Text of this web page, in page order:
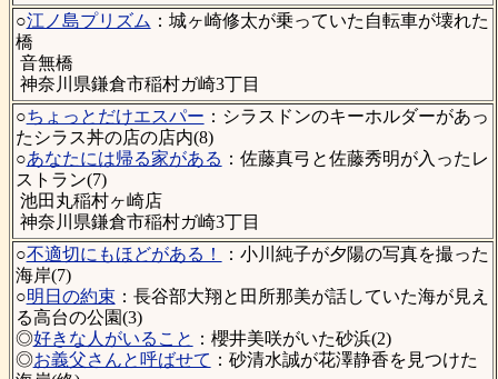
○江ノ島プリズム ：城ヶ崎修太が乗っていた自転車が壊れた
橋
音無橋
神奈川県鎌倉市稲村ガ崎3丁目
○ちょっとだけエスパー ：シラスドンのキーホルダーがあっ
たシラス丼の店の店内(8)
○あなたには帰る家がある ：佐藤真弓と佐藤秀明が入ったレ
ストラン(7)
池田丸稲村ヶ崎店
神奈川県鎌倉市稲村ガ崎3丁目
○不適切にもほどがある！
：小川純子が夕陽の写真を撮った
海岸(7)
○明日の約束 ：長谷部大翔と田所那美が話していた海が見え
る高台の公園(3)
◎好きな人がいること ：櫻井美咲がいた砂浜(2)
◎お義父さんと呼ばせて ：砂清水誠が花澤静香を見つけた